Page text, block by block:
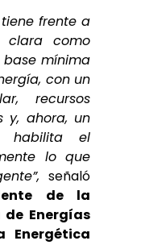
frente a
clara como
base mínima
con un
recursos
y, ahora, un
habilita el
lo que
señaló
de la
Energías
Energética